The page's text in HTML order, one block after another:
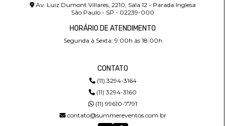
Av. Luiz Dumont Villares, 2210, Sala 12 - Parada Inglesa
São Paulo - SP - 02239-000
HORÁRIO DE ATENDIMENTO
Segunda à Sexta: 9:00h às 18:00h
CONTATO
(11) 3294-3164
(11) 3294-3160
(11) 99610-7791
contato@summereventos.com.br